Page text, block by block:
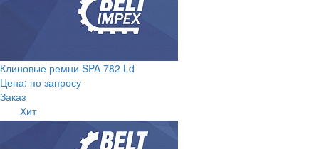
Клиновые ремни SPA 782 Ld
Цена: по запросу
Заказ
Хит